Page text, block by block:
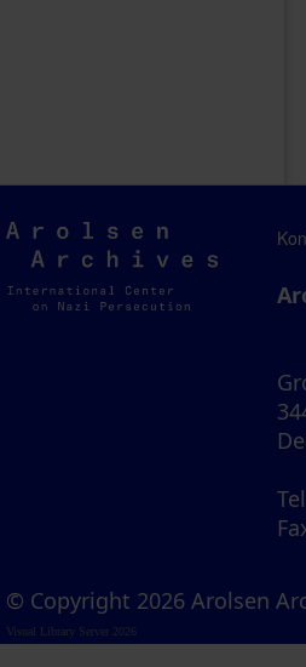
Arolsen
Archives
Tel
© Copyright 2026 Arolsen
Visual Library Server 2026